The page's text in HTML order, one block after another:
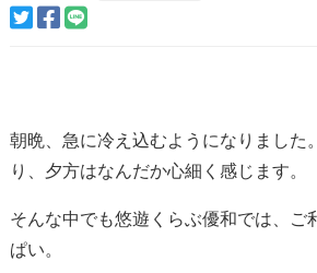
朝晩、急に冷え込むようになりました
り、夕方はなんだか心細く感じます。
そんな中でも悠遊くらぶ優和では、ご
ぱい。